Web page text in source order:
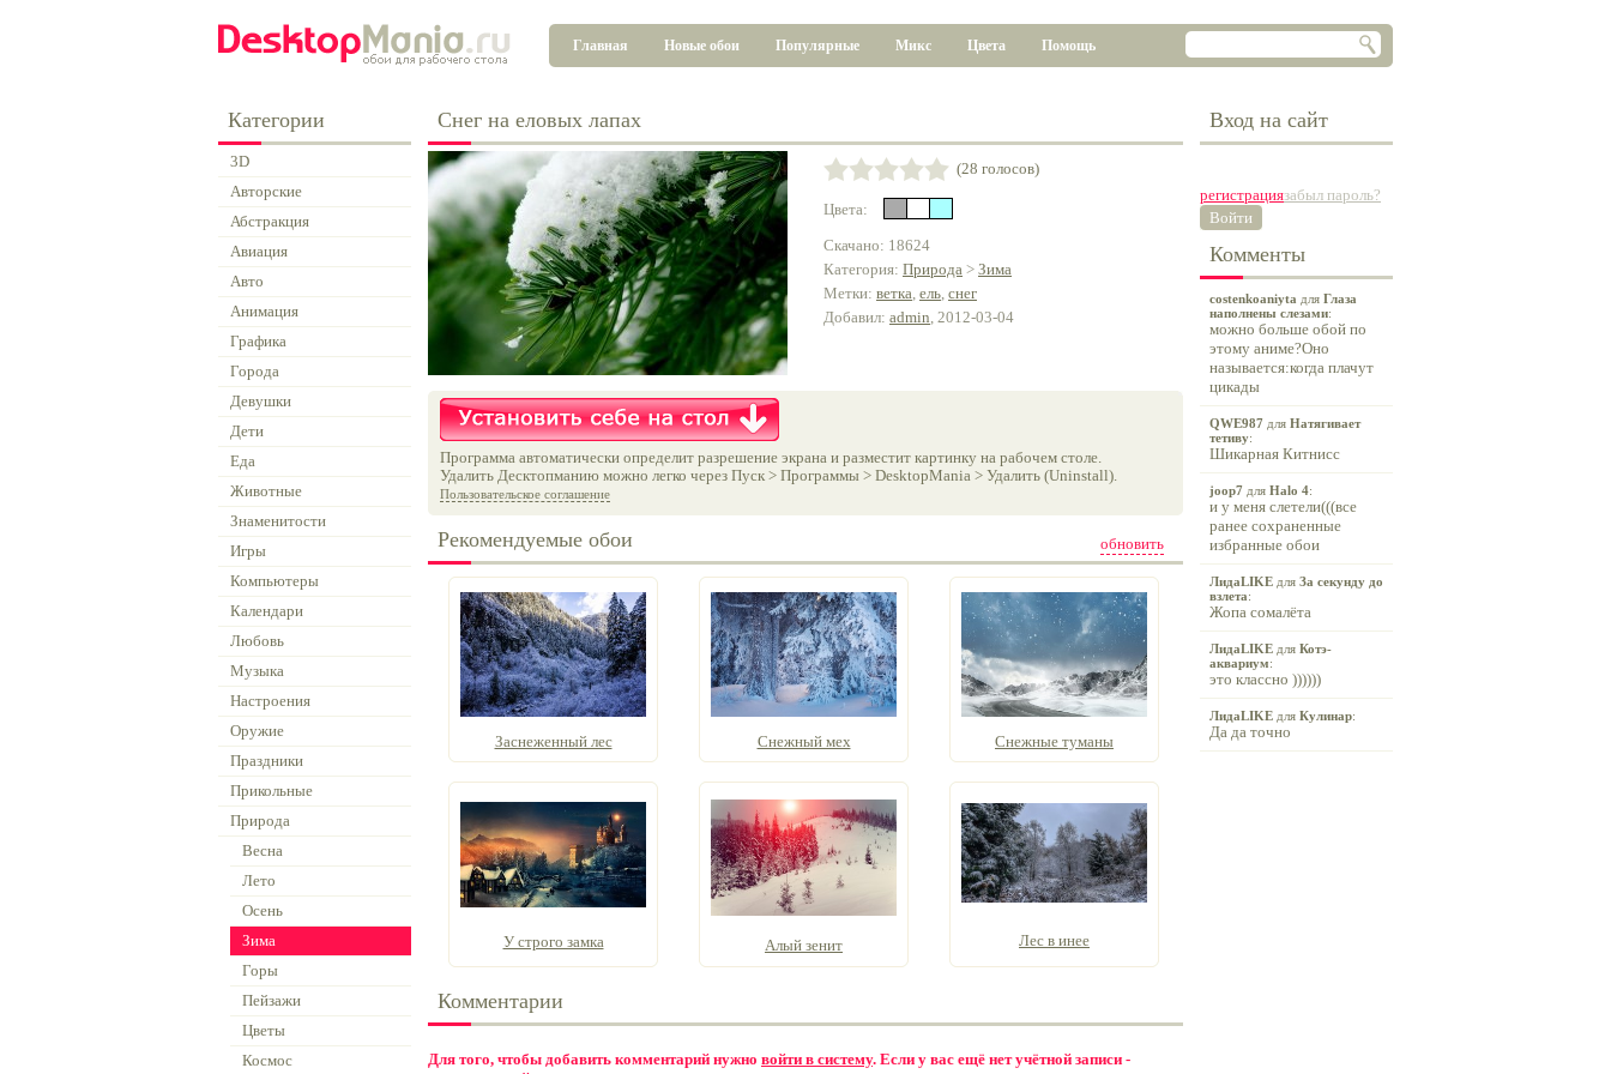
Главная Новые обои Популярные Микс Цвета Помощь
Категории
3D
Авторские
Абстракция
Авиация
Авто
Анимация
Графика
Города
Девушки
Дети
Еда
Животные
Знаменитости
Игры
Компьютеры
Календари
Любовь
Музыка
Настроения
Оружие
Праздники
Прикольные
Природа
Весна
Лето
Осень
Зима
Горы
Пейзажи
Цветы
Космос
Снег на еловых лапах
(28 голосов)
Цвета:
Скачано: 18624
Категория: Природа > Зима
Метки: ветка, ель, снег
Добавил: admin, 2012-03-04
Программа автоматически определит разрешение экрана и разместит картинку на рабочем столе.
Удалить Десктопманию можно легко через Пуск > Программы > DesktopMania > Удалить (Uninstall).
Пользовательское соглашение
обновить
Рекомендуемые обои
Заснеженный лес Снежный мех Снежные туманы
У строго замка Алый зенит Лес в инее
Комментарии
Для того, чтобы добавить комментарий нужно войти в систему. Если у вас ещё нет учётной записи -
Вход на сайт
регистрациязабыл пароль?
Войти
Комменты
costenkoaniyta для Глаза
наполнены слезами:
можно больше обой по
этому аниме?Оно
называется:когда плачут
цикады
QWE987 для Натягивает
тетиву:
Шикарная Китнисс
joop7 для Halo 4:
и у меня слетели(((все
ранее сохраненные
избранные обои
ЛидаLIKE для За секунду до
взлета:
Жопа сомалёта
ЛидаLIKE для Котэ-
аквариум:
это классно ))))))
ЛидаLIKE для Кулинар:
Да да точно